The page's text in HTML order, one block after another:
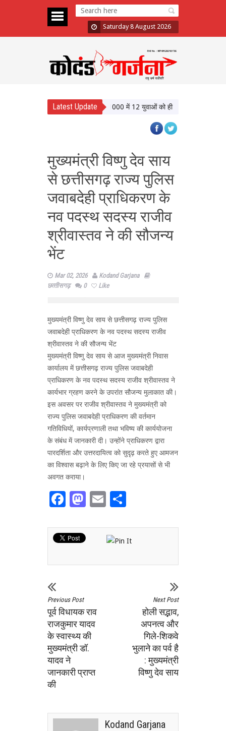
Saturday 8 August 2026
Latest Update
ने बेरोजगारी पर घेरा सरकार को, बोले- 1000 में 12 युवाओं को ही permanet Job
मुख्यमंत्री विष्णु देव साय
से छत्तीसगढ़ राज्य पुलिस
जवाबदेही प्राधिकरण के
नव पदस्थ सदस्य राजीव
श्रीवास्तव ने की सौजन्य
भेंट
Mar 02, 2026
Kodand Garjana
छत्‍तीसगढ़
0 Like
मुख्यमंत्री विष्णु देव साय से छत्तीसगढ़ राज्य पुलिस
जवाबदेही प्राधिकरण के नव पदस्थ सदस्य राजीव
श्रीवास्तव ने की सौजन्य भेंट
मुख्यमंत्री विष्णु देव साय से आज मुख्यमंत्री निवास
कार्यालय में छत्तीसगढ़ राज्य पुलिस जवाबदेही
प्राधिकरण के नव पदस्थ सदस्य राजीव श्रीवास्तव ने
कार्यभार ग्रहण करने के उपरांत सौजन्य मुलाकात की।
इस अवसर पर राजीव श्रीवास्तव ने मुख्यमंत्री को
राज्य पुलिस जवाबदेही प्राधिकरण की वर्तमान
गतिविधियों, कार्यप्रणाली तथा भविष्य की कार्ययोजना
के संबंध में जानकारी दी। उन्होंने प्राधिकरण द्वारा
पारदर्शिता और उत्तरदायित्व को सुदृढ़ करते हुए आमजन
का विश्वास बढ़ाने के लिए किए जा रहे प्रयासों से भी
अवगत कराया।
Facebook
Mastodon
Email
Previous Post
पूर्व विधायक राव
राजकुमार यादव
के स्वास्थ्य की
मुख्यमंत्री डॉ.
यादव ने
जानकारी प्राप्त
की
Next Post
होली सद्भाव,
अपनत्व और
गिले-शिकवे
भुलाने का पर्व है
: मुख्यमंत्री
विष्णु देव साय
Kodand Garjana